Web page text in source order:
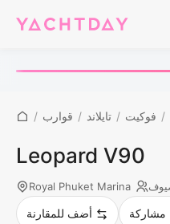
/ قوارب / تايلاند / فوكيت /
Leopard V90
Royal Phuket Marina
أضف للمقارنة مشاركة